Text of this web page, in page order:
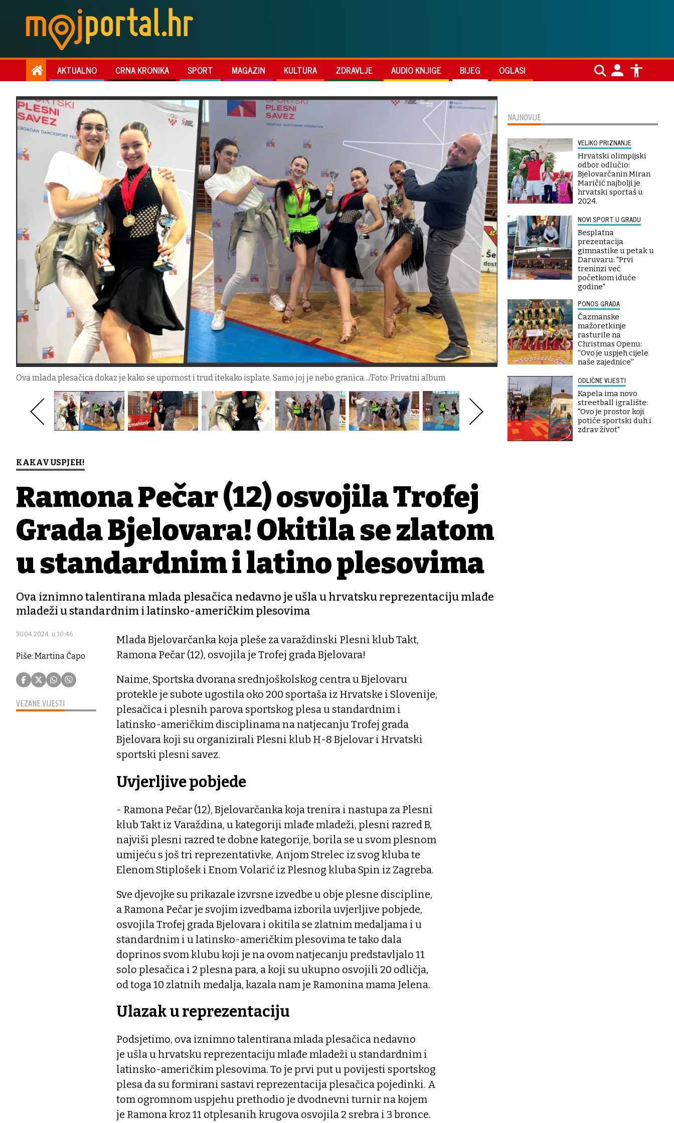
AKTUALNO CRNA KRONIKA SPORT MAGAZIN KULTURA ZDRAVLJE AUDIO KNJIGE BIJEG OGLASI
Ova mlada plesačica dokaz je kako se upornost i trud itekako isplate. Samo joj je nebo granica.../Foto: Privatni album
KAKAV USPJEH!
Ramona Pečar (12) osvojila Trofej
Grada Bjelovara! Okitila se zlatom
u standardnim i latino plesovima
Ova iznimno talentirana mlada plesačica nedavno je ušla u hrvatsku reprezentaciju mlađe
mladeži u standardnim i latinsko-američkim plesovima
30.04.2024. u 10:46
Piše: Martina Čapo
VEZANE VIJESTI
Mlada Bjelovarčanka koja pleše za varaždinski Plesni klub Takt,
Ramona Pečar (12), osvojila je Trofej grada Bjelovara!
Naime, Sportska dvorana srednjoškolskog centra u Bjelovaru
protekle je subote ugostila oko 200 sportaša iz Hrvatske i Slovenije,
plesačica i plesnih parova sportskog plesa u standardnim i
latinsko-američkim disciplinama na natjecanju Trofej grada
Bjelovara koji su organizirali Plesni klub H-8 Bjelovar i Hrvatski
sportski plesni savez.
Uvjerljive pobjede
- Ramona Pečar (12), Bjelovarčanka koja trenira i nastupa za Plesni
klub Takt iz Varaždina, u kategoriji mlađe mladeži, plesni razred B,
najviši plesni razred te dobne kategorije, borila se u svom plesnom
umijeću s još tri reprezentativke, Anjom Strelec iz svog kluba te
Elenom Stiplošek i Enom Volarić iz Plesnog kluba Spin iz Zagreba.
Sve djevojke su prikazale izvrsne izvedbe u obje plesne discipline,
a Ramona Pečar je svojim izvedbama izborila uvjerljive pobjede,
osvojila Trofej grada Bjelovara i okitila se zlatnim medaljama i u
standardnim i u latinsko-američkim plesovima te tako dala
doprinos svom klubu koji je na ovom natjecanju predstavljalo 11
solo plesačica i 2 plesna para, a koji su ukupno osvojili 20 odličja,
od toga 10 zlatnih medalja, kazala nam je Ramonina mama Jelena.
Ulazak u reprezentaciju
Podsjetimo, ova iznimno talentirana mlada plesačica nedavno
je ušla u hrvatsku reprezentaciju mlađe mladeži u standardnim i
latinsko-američkim plesovima. To je prvi put u povijesti sportskog
plesa da su formirani sastavi reprezentacija plesačica pojedinki. A
tom ogromnom uspjehu prethodio je dvodnevni turnir na kojem
je Ramona kroz 11 otplesanih krugova osvojila 2 srebra i 3 bronce.
NAJNOVIJE
VELIKO PRIZNANJE
Hrvatski olimpijski
odbor odlučio:
Bjelovarčanin Miran
Maričić najbolji je
hrvatski sportaš u
2024.
NOVI SPORT U GRADU
Besplatna
prezentacija
gimnastike u petak u
Daruvaru: "Prvi
treninzi već
početkom iduće
godine"
PONOS GRADA
Čazmanske
mažoretkinje
rasturile na
Christmas Openu:
''Ovo je uspjeh cijele
naše zajednice''
ODLIČNE VIJESTI
Kapela ima novo
streetball igralište:
"Ovo je prostor koji
potiče sportski duh i
zdrav život"